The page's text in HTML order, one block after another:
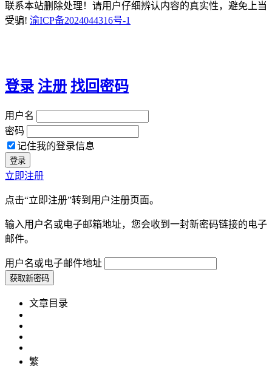
联系本站删除处理！请用户仔细辨认内容的真实性，避免上当
受骗! 渝ICP备2024044316号-1
登录 注册 找回密码
用户名
密码
记住我的登录信息
立即注册
点击“立即注册”转到用户注册页面。
输入用户名或电子邮箱地址，您会收到一封新密码链接的电子
邮件。
用户名或电子邮件地址
文章目录
繁